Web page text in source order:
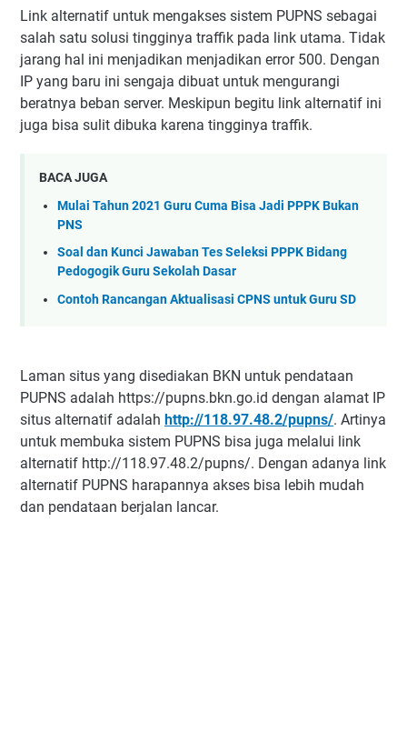
Link alternatif untuk mengakses sistem PUPNS sebagai
salah satu solusi tingginya traffik pada link utama. Tidak
jarang hal ini menjadikan menjadikan error 500. Dengan
IP yang baru ini sengaja dibuat untuk mengurangi
beratnya beban server. Meskipun begitu link alternatif ini
juga bisa sulit dibuka karena tingginya traffik.
BACA JUGA
Mulai Tahun 2021 Guru Cuma Bisa Jadi PPPK Bukan
PNS
Soal dan Kunci Jawaban Tes Seleksi PPPK Bidang
Pedogogik Guru Sekolah Dasar
Contoh Rancangan Aktualisasi CPNS untuk Guru SD
Laman situs yang disediakan BKN untuk pendataan
PUPNS adalah https://pupns.bkn.go.id dengan alamat IP
situs alternatif adalah http://118.97.48.2/pupns/. Artinya
untuk membuka sistem PUPNS bisa juga melalui link
alternatif http://118.97.48.2/pupns/. Dengan adanya link
alternatif PUPNS harapannya akses bisa lebih mudah
dan pendataan berjalan lancar.